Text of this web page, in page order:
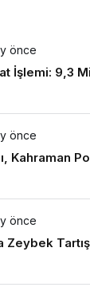
seçin.
seçin.
seçin.
önce
İşlemi: 9,3
önce
Kahraman
önce
Zeybek